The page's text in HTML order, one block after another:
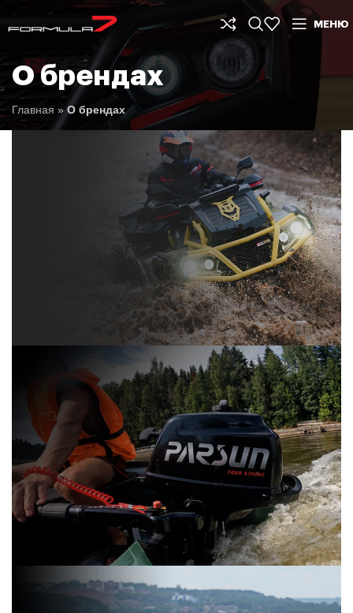
МЕНЮ
О брендах
Главная »О брендах
О брендеAODES
Смотреть
О бренде